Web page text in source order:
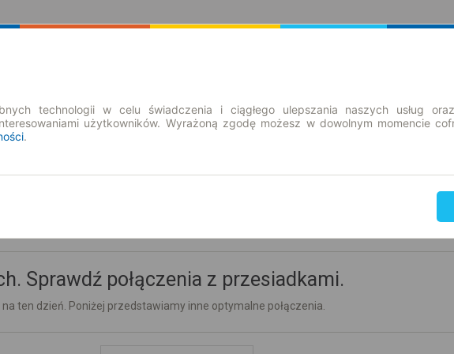
Sprawdź połączenia z przesiadkami.
ten dzień. Poniżej przedstawiamy inne optymalne połączenia.
technologii w celu świadczenia i ciągłego ulepszania naszych usług
użytkowników. Wyrażoną zgodę możesz w dowolnym momencie
.